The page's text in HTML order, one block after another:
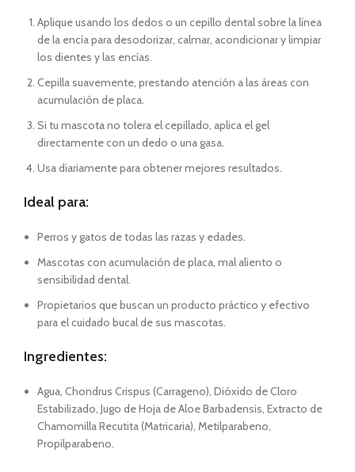
Aplique usando los dedos o un cepillo dental sobre la línea
de la encía para desodorizar, calmar, acondicionar y limpiar
los dientes y las encías.
Cepilla suavemente, prestando atención a las áreas con
acumulación de placa.
Si tu mascota no tolera el cepillado, aplica el gel
directamente con un dedo o una gasa.
Usa diariamente para obtener mejores resultados.
Ideal para:
Perros y gatos de todas las razas y edades.
Mascotas con acumulación de placa, mal aliento o
sensibilidad dental.
Propietarios que buscan un producto práctico y efectivo
para el cuidado bucal de sus mascotas.
Ingredientes:
Agua, Chondrus Crispus (Carrageno), Dióxido de Cloro
Estabilizado, Jugo de Hoja de Aloe Barbadensis, Extracto de
Chamomilla Recutita (Matricaria), Metilparabeno,
Propilparabeno.